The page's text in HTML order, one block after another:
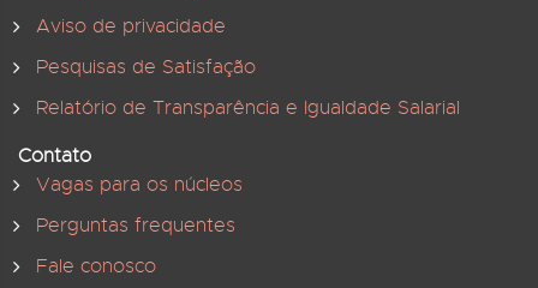
Aviso de privacidade
Pesquisas de Satisfação
Relatório de Transparência e Igualdade Salarial
Contato
Vagas para os núcleos
Perguntas frequentes
Fale conosco